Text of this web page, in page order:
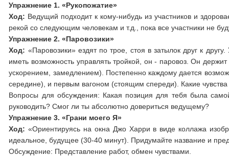
Упражнение 1. «Рукопожатие»
Ход: Ведущий подходит к кому-нибудь из участников и
рекой со следующим человекам и т.д., пока все участники не
Упражнение 2. «Паровозики»
Ход: «Паровозики» ездят по трое, стоя в затылок друг к
иметь возможность управлять тройкой, он - паровоз. Он
ускорением, замедлением). Постепенно каждому дается
середине), и первым вагоном (стоящим спереди). Какие
Вопросы для обсуждения: Какая позиция для тебя была
руководить? Смог ли ты абсолютно довериться ведущему?
Упражнение 3. «Грани моего Я»
Ход: «Ориентируясь на окна Джо Харри в виде коллажа
идеальное, будущее (30-40 минут). Придумайте название и
Обсуждение: Представление работ, обмен чувствами.